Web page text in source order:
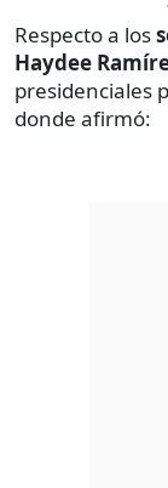
Respecto a los
Haydee
presidenciales
donde afirmó: